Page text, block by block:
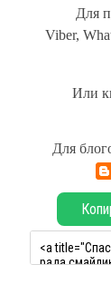
Для
Viber,
Или
Для